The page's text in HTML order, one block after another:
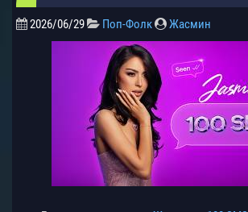
2026/06/29 Поп-Фолк Жасмин